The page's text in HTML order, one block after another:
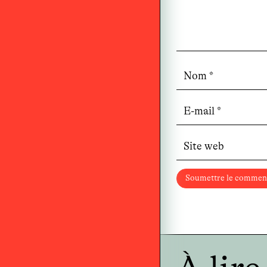
Soumettre le